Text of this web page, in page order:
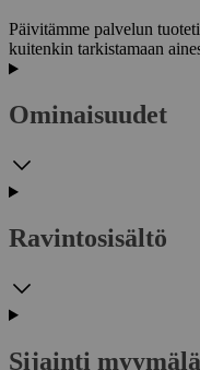
Päivitämme palvelun
kuitenkin tarkistamaan
Ominaisuudet
Ravintosisältö
Sijainti